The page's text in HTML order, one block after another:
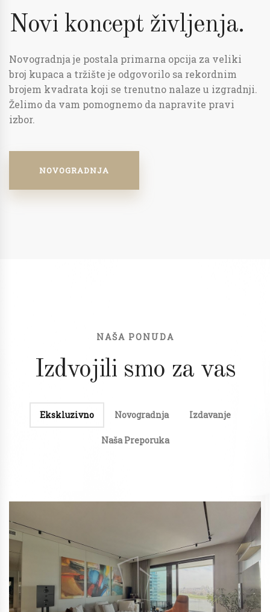
Novi koncept življenja.
Novogradnja je postala primarna opcija za veliki
broj kupaca a tržište je odgovorilo sa rekordnim
brojem kvadrata koji se trenutno nalaze u izgradnji.
Želimo da vam pomognemo da napravite pravi
izbor.
NOVOGRADNJA
NAŠA PONUDA
Izdvojili smo za vas
Ekskluzivno Novogradnja Izdavanje
Naša Preporuka